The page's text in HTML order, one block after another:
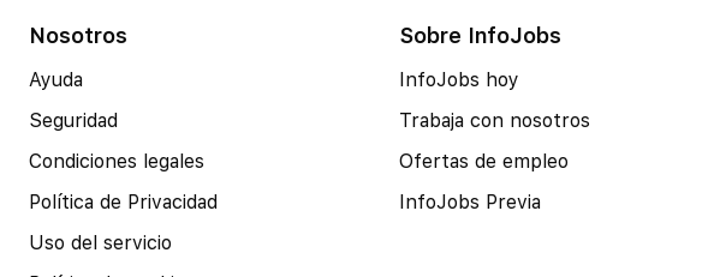
Nosotros
Ayuda
Seguridad
Condiciones legales
Política de Privacidad
Uso del servicio
Sobre InfoJobs
InfoJobs hoy
Trabaja con nosotros
Ofertas de empleo
InfoJobs Previa